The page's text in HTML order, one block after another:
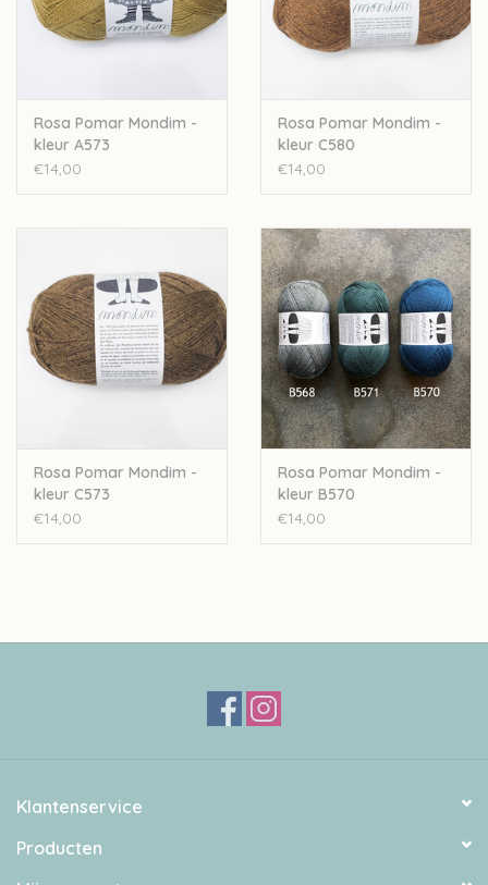
Brioche on the beach shawl
Azulejo socks
Burgeon socks
opmerkelijk verschil zitten tussen de verschillende baden.
Rosa Pomar Mondim -
kleur A573
€14,00
Rosa Pomar Mondim -
kleur C580
€14,00
Rosa Pomar Mondim -
kleur C573
€14,00
Rosa Pomar Mondim -
kleur B570
€14,00
Klantenservice
Producten